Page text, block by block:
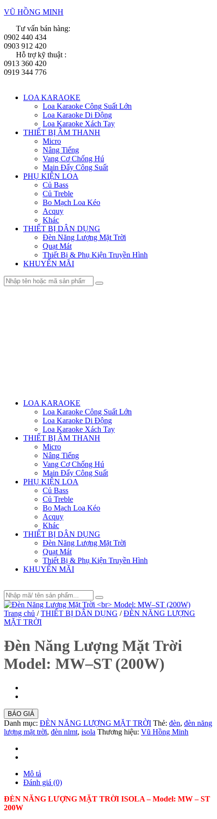
VŨ HỒNG MINH
Tư vấn bán hàng:
0902 440 434
0903 912 420
Hỗ trợ kỹ thuật :
0913 360 420
0919 344 776
Menu
LOA KARAOKE
Loa Karaoke Công Suất Lớn
Loa Karaoke Di Động
Loa Karaoke Xách Tay
THIẾT BỊ ÂM THANH
Micro
Nâng Tiếng
Vang Cơ Chống Hú
Main Đẩy Công Suất
PHỤ KIỆN LOA
Củ Bass
Củ Treble
Bo Mạch Loa Kéo
Acquy
Khác
THIẾT BỊ DÂN DỤNG
Đèn Năng Lượng Mặt Trời
Quạt Mát
Thiết Bị & Phụ Kiện Truyền Hình
KHUYẾN MÃI
Menu
LOA KARAOKE
Loa Karaoke Công Suất Lớn
Loa Karaoke Di Động
Loa Karaoke Xách Tay
THIẾT BỊ ÂM THANH
Micro
Nâng Tiếng
Vang Cơ Chống Hú
Main Đẩy Công Suất
PHỤ KIỆN LOA
Củ Bass
Củ Treble
Bo Mạch Loa Kéo
Acquy
Khác
THIẾT BỊ DÂN DỤNG
Đèn Năng Lượng Mặt Trời
Quạt Mát
Thiết Bị & Phụ Kiện Truyền Hình
KHUYẾN MÃI
Trang chủ / THIẾT BỊ DÂN DỤNG / ĐÈN NĂNG LƯỢNG
MẶT TRỜI
Đèn Năng Lượng Mặt Trời
Model: MW–ST (200W)
BÁO GIÁ
Danh mục: ĐÈN NĂNG LƯỢNG MẶT TRỜI Thẻ: đèn, đèn năng
lượng mặt trời, đèn nlmt, isola Thương hiệu: Vũ Hồng Minh
Mô tả
Đánh giá (0)
ĐÈN NĂNG LƯỢNG MẶT TRỜI ISOLA – Model: MW – ST
200W